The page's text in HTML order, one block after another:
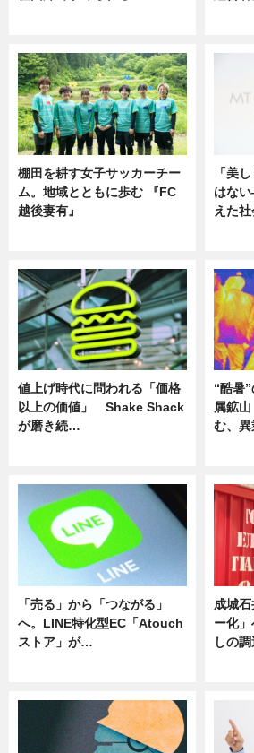
棚田を耕す女子サッカーチー
ム。地域とともに歩む 『FC
越後妻有』
「美
はな
えた
値上げ時代に問われる「価格
以上の価値」 Shake Shack
が磨き続…
“酷暑
属鉱
む、
「売る」から「つながる」
へ。LINE特化型EC「Atouch
ストア」が…
成城
ー化
しの